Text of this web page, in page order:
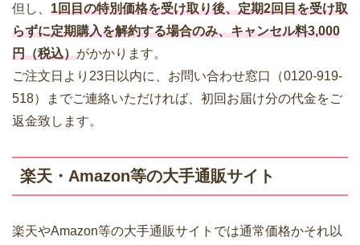
但し、 1回目の特別価格を受け取り後、定期2回目を受け取
らずに定期購入を解約する場合のみ、キャンセル料3,000
円（税込）がかかります。
ご注文日より23日以内に、お問い合わせ窓口（0120-919-
518）までご連絡いただければ、初回お届け分の代金をご
返金致します。
楽天・Amazon等の大手通販サイト
楽天やAmazon等の大手通販サイトでは通常価格かそれ以